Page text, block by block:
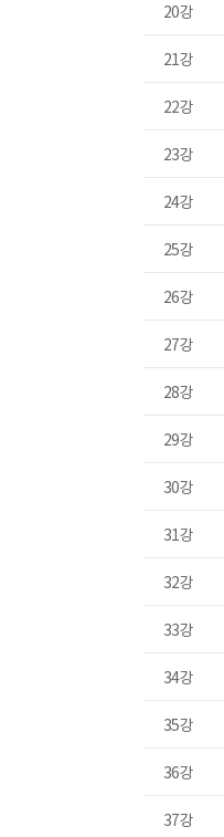
20강
21강
22강
23강
24강
25강
26강
27강
28강
29강
30강
31강
32강
33강
34강
35강
36강
37강